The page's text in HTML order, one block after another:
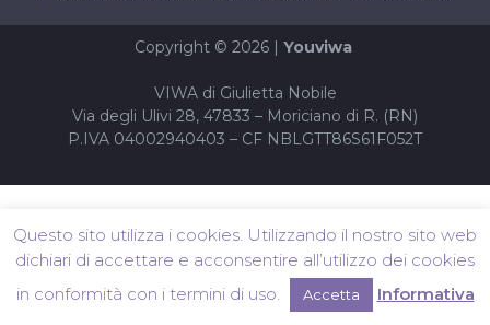
Copyright © 2026 | Youviwa
VIWA di Giulietta Nobile
Via degli Ulivi 28, 47833 – Moriciano di R. (RN)
P.IVA 04002940403 – CF NBLGTT86S61F052T
Questo sito utilizza i cookies. Utilizzando il nostro sito web
dichiari di accettare e acconsentire all’utilizzo dei cookies
in conformità con i termini di uso.
Accetta Informativa